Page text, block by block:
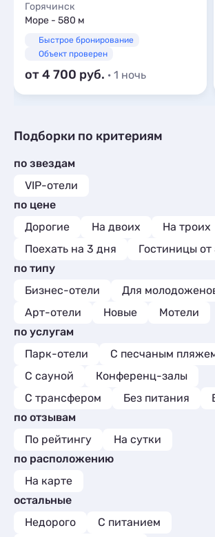
Горячинск
Море - 580 м
Быстрое бронирование
Объект проверен
от 4 700 · 1 ночь
Подборки по критериям
по звездам
VIP-отели
по цене
Дорогие
На двоих
На троих
Поехать на 3 дня
Гостиницы
по типу
Бизнес-отели
Для
Арт-отели
Новые
Мотели
по услугам
Парк-отели
С песчаным
С сауной
Конференц-залы
С трансфером
Без питания
по отзывам
По рейтингу
На сутки
по расположению
На карте
остальные
Недорого
С питанием